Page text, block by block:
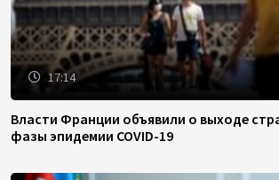
17:14
Власти Франции объявили о выходе
фазы эпидемии COVID-19